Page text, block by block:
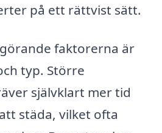
på ett rättvist sätt.
faktorerna är
typ. Större
självklart mer tid
städa, vilket ofta